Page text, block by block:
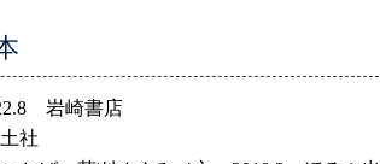
岩崎書店
社